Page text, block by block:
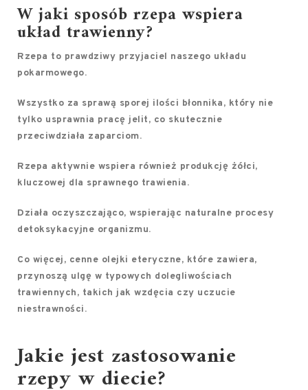
W jaki sposób rzepa wspiera
układ trawienny?
Rzepa to prawdziwy przyjaciel naszego układu
pokarmowego.
Wszystko za sprawą sporej ilości błonnika, który nie
tylko usprawnia pracę jelit, co skutecznie
przeciwdziała zaparciom.
Rzepa aktywnie wspiera również produkcję żółci,
kluczowej dla sprawnego trawienia.
Działa oczyszczająco, wspierając naturalne procesy
detoksykacyjne organizmu.
Co więcej, cenne olejki eteryczne, które zawiera,
przynoszą ulgę w typowych dolegliwościach
trawiennych, takich jak wzdęcia czy uczucie
niestrawności.
Jakie jest zastosowanie
rzepy w diecie?